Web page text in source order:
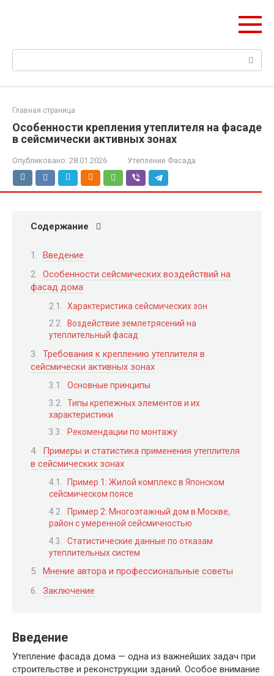
Поиск:
Главная страница
Особенности крепления утеплителя на фасаде
в сейсмически активных зонах
Опубликовано: 28.01.2026 Утепление Фасада
Содержание
Введение
Особенности сейсмических воздействий на
фасад дома
Характеристика сейсмических зон
Воздействие землетрясений на
утеплительный фасад
Требования к креплению утеплителя в
сейсмически активных зонах
Основные принципы
Типы крепежных элементов и их
характеристики
Рекомендации по монтажу
Примеры и статистика применения утеплителя
в сейсмических зонах
Пример 1: Жилой комплекс в Японском
сейсмическом поясе
Пример 2: Многоэтажный дом в Москве,
район с умеренной сейсмичностью
Статистические данные по отказам
утеплительных систем
Мнение автора и профессиональные советы
Заключение
Введение
Утепление фасада дома — одна из важнейших задач при
строительстве и реконструкции зданий. Особое внимание